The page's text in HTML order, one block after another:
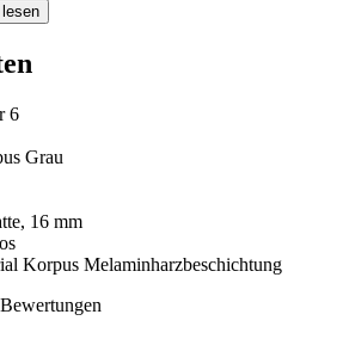
6
Grau
16 mm
Korpus Melaminharzbeschichtung